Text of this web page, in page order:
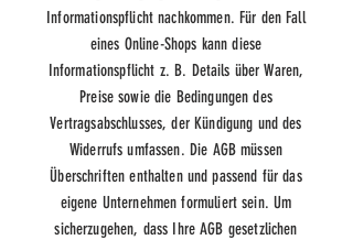
Informationspflicht nachkommen. Für den Fall
eines Online-Shops kann diese
Informationspflicht z. B. Details über Waren,
Preise sowie die Bedingungen des
Vertragsabschlusses, der Kündigung und des
Widerrufs umfassen. Die AGB müssen
Überschriften enthalten und passend für das
eigene Unternehmen formuliert sein. Um
sicherzugehen, dass Ihre AGB gesetzlichen